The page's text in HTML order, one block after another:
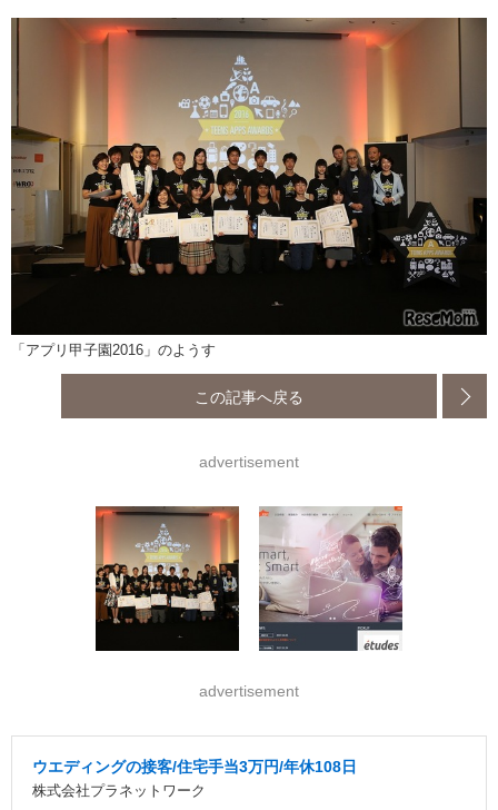
「アプリ甲子園2016」のようす
この記事へ戻る
advertisement
advertisement
ウエディングの接客/住宅手当3万円/年休108日
株式会社プラネットワーク